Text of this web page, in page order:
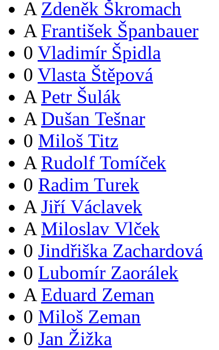
A Zdeněk Škromach
A František Španbauer
0 Vladimír Špidla
0 Vlasta Štěpová
A Petr Šulák
A Dušan Tešnar
0 Miloš Titz
A Rudolf Tomíček
0 Radim Turek
A Jiří Václavek
A Miloslav Vlček
0 Jindřiška Zachardová
0 Lubomír Zaorálek
A Eduard Zeman
0 Miloš Zeman
0 Jan Žižka